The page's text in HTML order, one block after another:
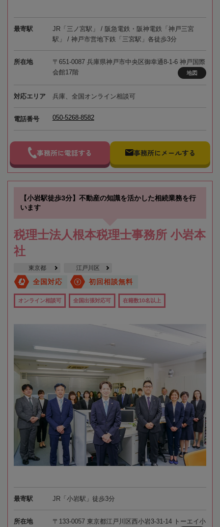
最寄駅
JR「三ノ宮駅」 / 阪急電鉄・阪神電鉄「神戸三宮
駅」 / 神戸市営地下鉄「三宮駅」各徒歩3分
所在地
〒651-0087 兵庫県神戸市中央区御幸通8-1-6 神戸国際
会館17階
地図
対応エリア 兵庫、全国オンライン相談可
電話番号 050-5268-8582
事務所に電話する 事務所にメールする
【小岩駅徒歩3分】不動産の知識を活かした相続業務を行
います
税理士法人根本税理士事務所 小岩本
社
東京都 江戸川区
全国対応 初回相談無料
オンライン相談可 全国出張対応可 在籍数10名以上
最寄駅 JR「小岩駅」徒歩3分
所在地
〒133-0057 東京都江戸川区西小岩3-31-14 トーエイ小